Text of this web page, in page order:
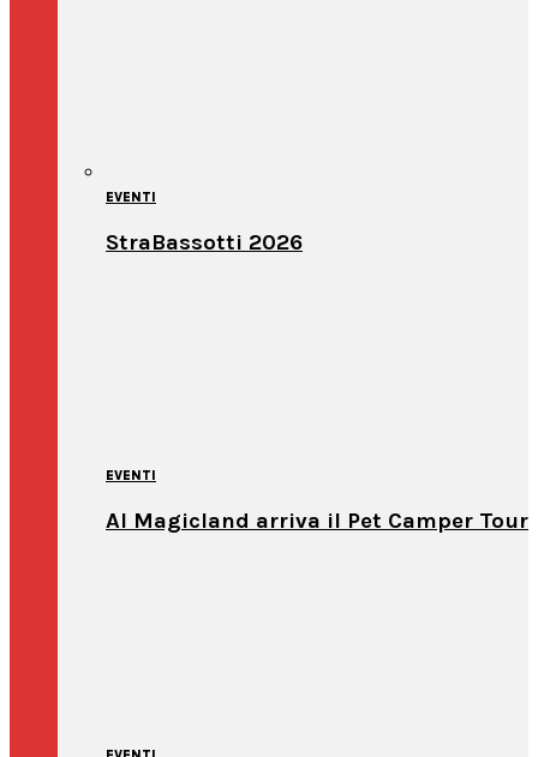
EVENTI
StraBassotti 2026
EVENTI
Al Magicland arriva il Pet Camper Tour